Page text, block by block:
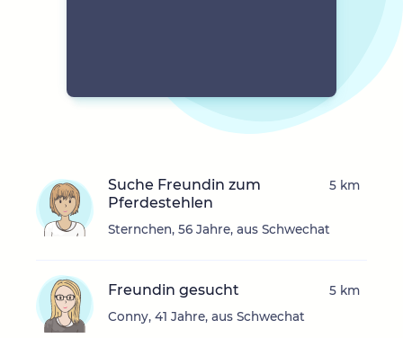
Suche Freundin zum
Pferdestehlen
Sternchen, 56 Jahre, aus Schwechat
5 km
Freundin gesucht
Conny, 41 Jahre, aus Schwechat
5 km